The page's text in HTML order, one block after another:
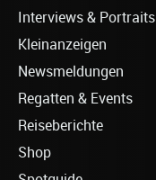
Interviews & Portraits
Kleinanzeigen
Newsmeldungen
Regatten & Events
Reiseberichte
Shop